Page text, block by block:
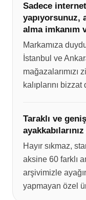
Sadece
yapıyorsunuz,
alma imkanım
Markamıza
İstanbul ve
mağazalarımızı
kalıplarını
Taraklı ve
Hayır sıkmaz,
aksine 60 farklı
arşivimizle
yapmayan özel